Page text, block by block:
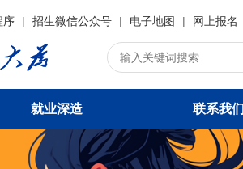
序 | 招生微信公众号 | 电子地图 | 网上报名
就业深造 联系我们